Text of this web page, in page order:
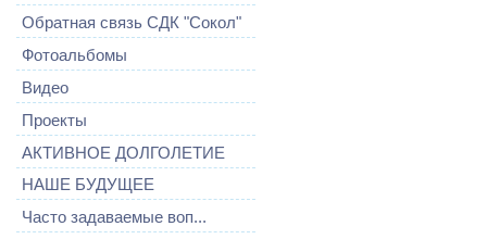
Обратная связь СДК "Сокол"
Фотоальбомы
Видео
Проекты
АКТИВНОЕ ДОЛГОЛЕТИЕ
НАШЕ БУДУЩЕЕ
Часто задаваемые воп...